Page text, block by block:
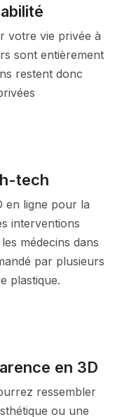
votre vie privée à
sont entièrement
restent donc
tech
en ligne pour la
interventions
médecins dans
par plusieurs
plastique.
en 3D
ressembler
ou une